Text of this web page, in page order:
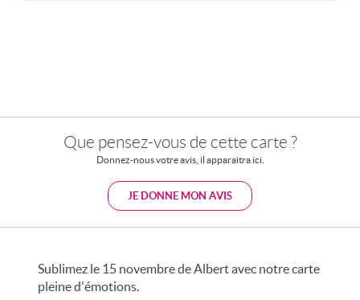
Que pensez-vous de cette carte ?
Donnez-nous votre avis, il apparaitra ici.
JE DONNE MON AVIS
Sublimez le 15 novembre de Albert avec notre carte
pleine d'émotions.